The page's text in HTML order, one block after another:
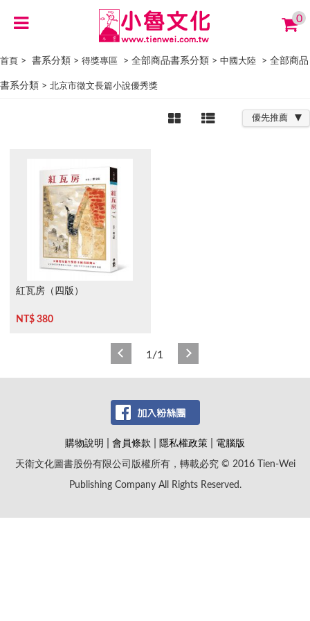
0
首頁 > 書系分類 > 得獎專區 > 全部商品書系分類 > 中國大陸 > 全部商品
書系分類 > 北京市徵文長篇小說優秀獎
優先推薦
紅瓦房（四版）
NT$ 380
1/1
購物說明 會員條款 隱私權政策
電腦版
天衛文化圖書股份有限公司版權所有，轉載必究 © 2016 Tien-Wei
Publishing Company All Rights Reserved.